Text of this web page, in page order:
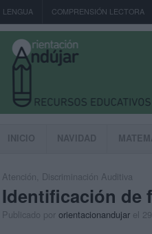
LENGUA COMPRENSIÓN LECTORA
INICIO NAVIDAD
Atención Discriminación Auditiva
Identificación de
Publicado por orientacionandujar el